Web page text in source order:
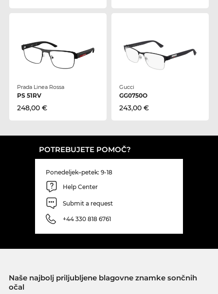
Prada Linea Rossa
PS 51RV
248,00 €
Gucci
GG0750O
243,00 €
POTREBUJETE POMOČ?
Ponedeljek–petek: 9-18
Help Center
Submit a request
+44 330 818 6761
Naše najbolj priljubljene blagovne znamke sončnih
očal